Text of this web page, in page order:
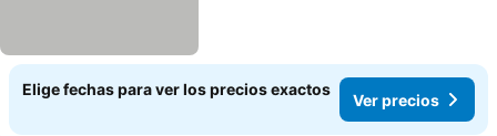
Elige fechas para ver los precios exactos
Ver precios